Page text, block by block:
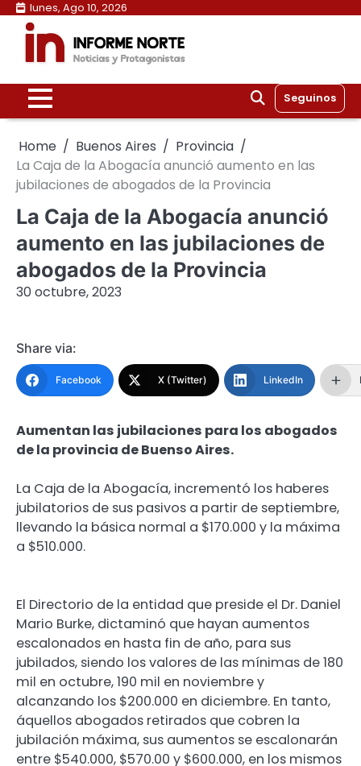
Skip
content
lunes, Ago 10, 2026
Seguinos
Home Buenos Aires
Provincia
La Caja de la Abogacía anunció aumento en las
jubilaciones de abogados de la Provincia
La Caja de la Abogacía anunció
aumento en las jubilaciones de
abogados de la Provincia
30 octubre, 2023
Share via:
Facebook X (Twitter) LinkedIn
Aumentan las jubilaciones para los abogados
de la provincia de Buenso Aires.
La Caja de la Abogacía, incrementó los haberes
jubilatorios de sus pasivos a partir de septiembre,
llevando la básica normal a $170.000 y la máxima
a $510.000.
El Directorio de la entidad que preside el Dr. Daniel
Mario Burke, dictaminó que hayan aumentos
escalonados en hasta fin de año, para sus
jubilados, siendo los valores de las mínimas de 180
mil en octubre, 190 mil en noviembre y
alcanzando los $200.000 en diciembre. En tanto,
áquellos abogados retirados que cobren la
jubilación máxima, sus aumentos se escalonarán
entre $540.000, $570.00 y $600.000, en los mismos